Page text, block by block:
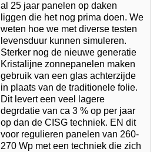
al 25 jaar panelen op daken
liggen die het nog prima doen. We
weten hoe we met diverse testen
levensduur kunnen simuleren.
Sterker nog de nieuwe generatie
Kristalijne zonnepanelen maken
gebruik van een glas achterzijde
in plaats van de traditionele folie.
Dit levert een veel lagere
degrdatie van ca 3 % op per jaar
op dan de CISG techniek. EN dit
voor regulieren panelen van 260-
270 Wp met een techniek die zich